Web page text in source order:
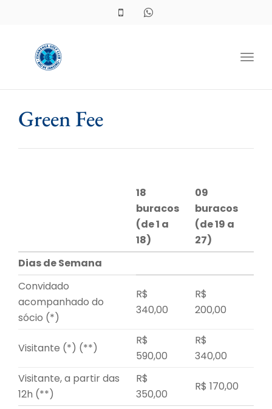
Green Fee
18
buracos
(de 1 a
18)
09
buracos
(de 19 a
27)
Dias de Semana
Convidado
acompanhado do
sócio (*)
R$
340,00
R$
200,00
Visitante (*) (**)
R$
590,00
R$
340,00
Visitante, a partir das
12h (**)
R$
350,00
R$ 170,00